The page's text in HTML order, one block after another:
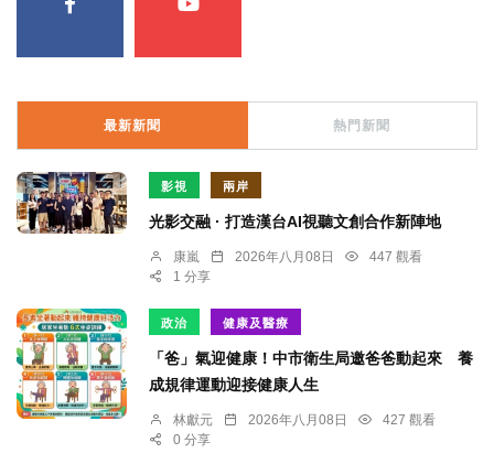
最新新聞 熱門新聞
影視 兩岸
光影交融 · 打造漢台AI視聽文創合作新陣地
康嵐 2026年八月08日
447 觀看
1 分享
政治 健康及醫療
「爸」氣迎健康！中市衛生局邀爸爸動起來 養
成規律運動迎接健康人生
林獻元 2026年八月08日
427 觀看
0 分享